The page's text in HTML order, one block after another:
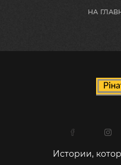
НА
Истории,